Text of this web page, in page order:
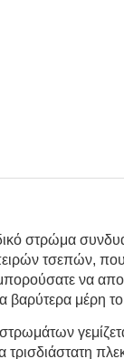
στρώμα
τσεπών, που
να
βαρύτερα μέρη